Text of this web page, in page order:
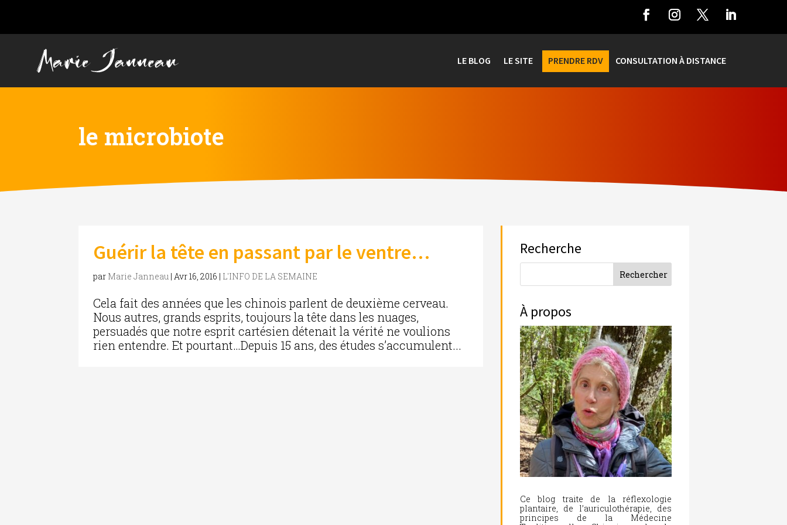
LE BLOG LE SITE PRENDRE RDV CONSULTATION À DISTANCE
le microbiote
Guérir la tête en passant par le ventre…
par Marie Janneau |Avr 16, 2016 | L'INFO DE LA SEMAINE
Cela fait des années que les chinois parlent de deuxième cerveau.
Nous autres, grands esprits, toujours la tête dans les nuages,
persuadés que notre esprit cartésien détenait la vérité ne voulions
rien entendre. Et pourtant…Depuis 15 ans, des études s’accumulent...
Recherche
À propos
Ce blog traite de la réflexologie
plantaire, de l’auriculothérapie, des
principes de la Médecine